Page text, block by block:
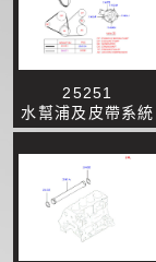
25251
水幫浦及皮帶系統